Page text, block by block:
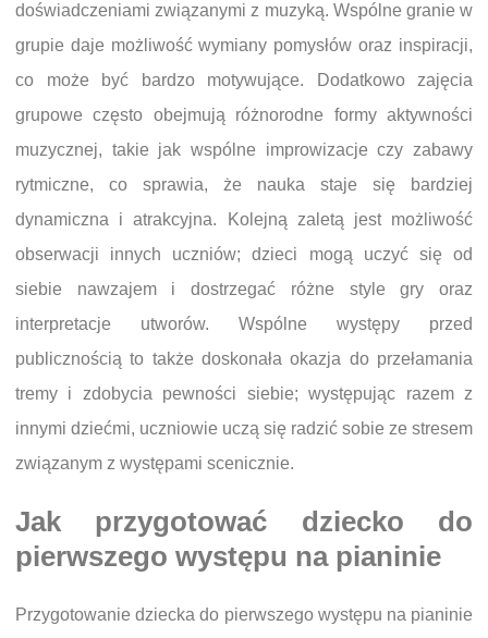
doświadczeniami związanymi z muzyką. Wspólne granie w
grupie daje możliwość wymiany pomysłów oraz inspiracji,
co może być bardzo motywujące. Dodatkowo zajęcia
grupowe często obejmują różnorodne formy aktywności
muzycznej, takie jak wspólne improwizacje czy zabawy
rytmiczne, co sprawia, że nauka staje się bardziej
dynamiczna i atrakcyjna. Kolejną zaletą jest możliwość
obserwacji innych uczniów; dzieci mogą uczyć się od
siebie nawzajem i dostrzegać różne style gry oraz
interpretacje utworów. Wspólne występy przed
publicznością to także doskonała okazja do przełamania
tremy i zdobycia pewności siebie; występując razem z
innymi dziećmi, uczniowie uczą się radzić sobie ze stresem
związanym z występami scenicznie.
Jak przygotować dziecko do
pierwszego występu na pianinie
Przygotowanie dziecka do pierwszego występu na pianinie